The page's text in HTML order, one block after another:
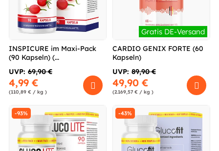
INSPICURE im Maxi-Pack
(90 Kapseln) (...
UVP: 69,90 €
4,99 €
(110,89 € / kg )
Gratis DE-Versand
CARDIO GENIX FORTE (60
Kapseln)
UVP: 89,90 €
49,90 €
(2.169,57 € / kg )
-93% -43%